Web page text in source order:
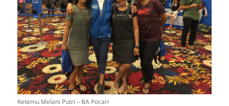
Ketemu Melani Putri – BA Pocari